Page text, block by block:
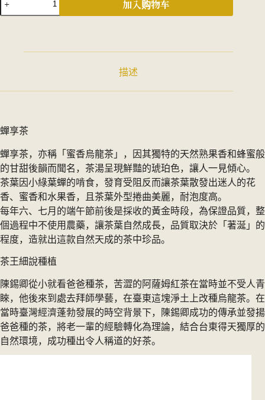
3
實
木
禮
盒
数
量
加入购物车
描述
蟬享茶
蟬享茶，亦稱「蜜香烏龍茶」，因其獨特的天然熟果香和蜂蜜般
的甘甜後韻而聞名，茶湯呈現鮮豔的琥珀色，讓人一見傾心。
茶葉因小綠葉蟬的啃食，發育受阻反而讓茶葉散發出迷人的花
香、蜜香和水果香，且茶葉外型捲曲美麗，耐泡度高。
每年六、七月的端午節前後是採收的黃金時段，為保證品質，整
個過程中不使用農藥，讓茶葉自然成長，品質取決於「著涎」的
程度，造就出這款自然天成的茶中珍品。
茶王細說種植
陳錫卿從小就看爸爸種茶，苦澀的阿薩姆紅茶在當時並不受人青
睞，他後來到處去拜師學藝，在臺東這塊淨土上改種烏龍茶。在
當時臺灣經濟蓬勃發展的時空背景下，陳錫卿成功的傳承並發揚
爸爸種的茶，將老一輩的經驗轉化為理論，結合台東得天獨厚的
自然環境，成功種出令人稱道的好茶。